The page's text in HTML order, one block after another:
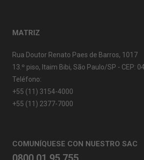
MATRIZ
Rua Doutor Renato Paes de Barros, 1017
13.º piso, Itaim Bibi, São Paulo/SP - CEP:
Teléfono:
+55 (11) 3154-4000
+55 (11) 2377-7000
COMUNÍQUESE CON NUESTRO SAC